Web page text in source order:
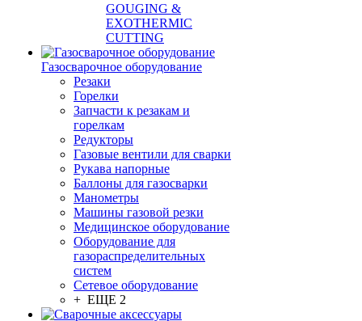
GOUGING &
EXOTHERMIC
CUTTING
Газосварочное оборудование
Резаки
Горелки
Запчасти к резакам и
горелкам
Редукторы
Газовые вентили для сварки
Рукава напорные
Баллоны для газосварки
Манометры
Машины газовой резки
Медицинское оборудование
Оборудование для
газораспределительных
систем
Сетевое оборудование
+ ЕЩЕ 2